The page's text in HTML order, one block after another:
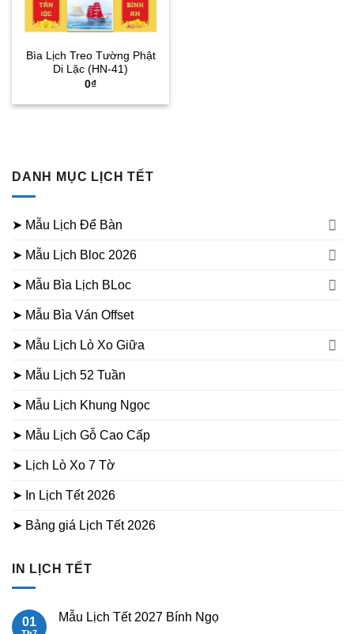
Bìa Lịch Treo Tường Phật
Di Lặc (HN-41)
0₫
DANH MỤC LỊCH TẾT
➤ Mẫu Lịch Để Bàn
➤ Mẫu Lịch Bloc 2026
➤ Mẫu Bìa Lịch BLoc
➤ Mẫu Bìa Ván Offset
➤ Mẫu Lịch Lò Xo Giữa
➤ Mẫu Lịch 52 Tuần
➤ Mẫu Lịch Khung Ngọc
➤ Mẫu Lịch Gỗ Cao Cấp
➤ Lịch Lò Xo 7 Tờ
➤ In Lịch Tết 2026
➤ Bảng giá Lịch Tết 2026
IN LỊCH TẾT
01 Mẫu Lịch Tết 2027 Bính Ngọ